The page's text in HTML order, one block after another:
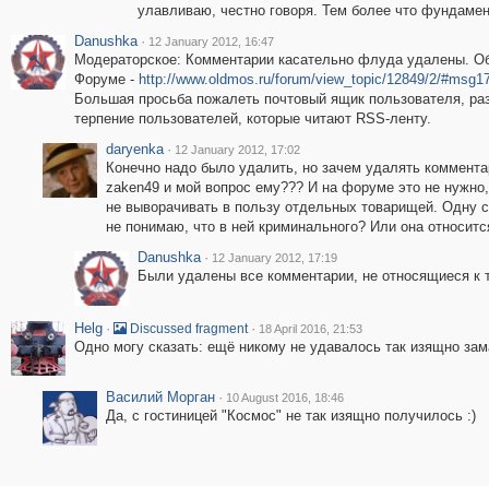
улавливаю, честно говоря. Тем более что
Danushka · 12 January 2012, 16:47
Модераторское: Комментарии касательно флуда удалены.
Форуме - http://www.oldmos.ru/forum/view_topic/12849/2/
Большая просьба пожалеть почтовый ящик пользователя,
терпение пользователей, которые читают RSS-ленту.
daryenka · 12 January 2012, 17:02
Конечно надо было удалить, но зачем удалять
zaken49 и мой вопрос ему??? И на форуме это не
не выворачивать в пользу отдельных товарищей. Одну
не понимаю, что в ней криминального? Или она
Danushka · 12 January 2012, 17:19
Были удалены все комментарии, не относящиеся к
Helg · Discussed fragment · 18 April 2016, 21:53
Одно могу сказать: ещё никому не удавалось так изящно
Василий Морган · 10 August 2016, 18:46
Да, с гостиницей "Космос" не так изящно получилось :)